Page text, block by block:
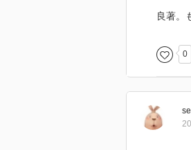
良著。
0